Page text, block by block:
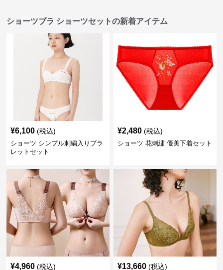
ショーツブラ ショーツセットの新着アイテム
¥6,100 (税込)
ショーツ シンプル刺繍入りブラ
レットセット
¥2,480 (税込)
ショーツ 花刺繍 優美下着セット
¥4,960 (税込) ¥13,660 (税込)